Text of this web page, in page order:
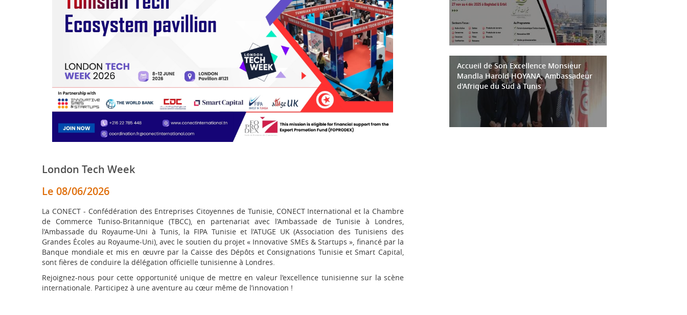
London Tech Week
Le 08/06/2026
La CONECT - Confédération des Entreprises Citoyennes de Tunisie, CONECT International et la Chambre
de Commerce Tuniso-Britannique (TBCC), en partenariat avec l’Ambassade de Tunisie à Londres,
l’Ambassade du Royaume-Uni à Tunis, la FIPA Tunisie et l’ATUGE UK (Association des Tunisiens des
Grandes Écoles au Royaume-Uni), avec le soutien du projet « Innovative SMEs & Startups », financé par la
Banque mondiale et mis en œuvre par la Caisse des Dépôts et Consignations Tunisie et Smart Capital,
sont fières de conduire la délégation officielle tunisienne à Londres.
Rejoignez-nous pour cette opportunité unique de mettre en valeur l’excellence tunisienne sur la scène
internationale. Participez à une aventure au cœur même de l’innovation !
Accueil de Son Excellence Monsieur
Mandla Harold HOYANA, Ambassadeur
d'Afrique du Sud à Tunis